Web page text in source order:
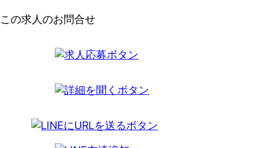
この求人のお問合せ